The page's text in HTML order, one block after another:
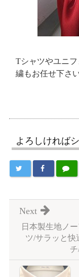
Tシャツやユニ
繍もお任せ下さい
よろしければ
日本製生地ノ
ツ/サラッと快
Next